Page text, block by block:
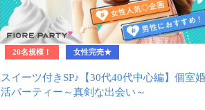
20名規模！ 女性完売★
スイーツ付きSP♪【30代40代中心編】個室婚
活パーティー～真剣な出会い～